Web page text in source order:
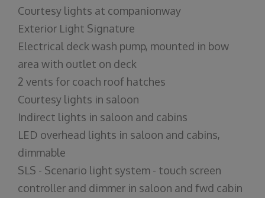
Courtesy lights at companionway
Exterior Light Signature
Electrical deck wash pump, mounted in bow
area with outlet on deck
2 vents for coach roof hatches
Courtesy lights in saloon
Indirect lights in saloon and cabins
LED overhead lights in saloon and cabins,
dimmable
SLS - Scenario light system - touch screen
controller and dimmer in saloon and fwd cabin